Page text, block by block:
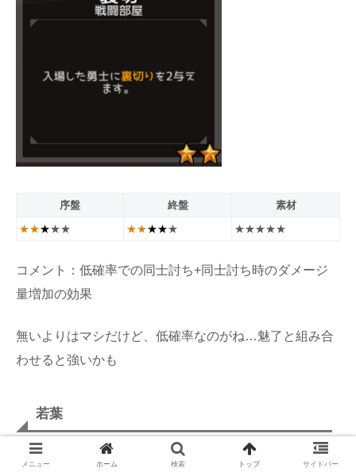
序盤 終盤
素材
★★★★★ ★★★★★ ★★★★★
コメント：低確率での同士討ち+同士討ち時のダメージ
量増加の効果
無いよりはマシだけど、低確率なのがね…魅了と組み合
わせると強いかも
若葉
メニュー ホーム 検索 トップ サイドバー